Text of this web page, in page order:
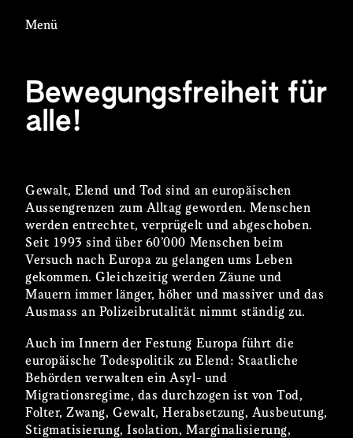
Menü
Bewegungsfreiheit für
alle!
Gewalt, Elend und Tod sind an europäischen
Aussengrenzen zum Alltag geworden. Menschen
werden entrechtet, verprügelt und abgeschoben.
Seit 1993 sind über 60’000 Menschen beim
Versuch nach Europa zu gelangen ums Leben
gekommen. Gleichzeitig werden Zäune und
Mauern immer länger, höher und massiver und das
Ausmass an Polizeibrutalität nimmt ständig zu.
Auch im Innern der Festung Europa führt die
europäische Todespolitik zu Elend: Staatliche
Behörden verwalten ein Asyl- und
Migrationsregime, das durchzogen ist von Tod,
Folter, Zwang, Gewalt, Herabsetzung, Ausbeutung,
Stigmatisierung, Isolation, Marginalisierung,